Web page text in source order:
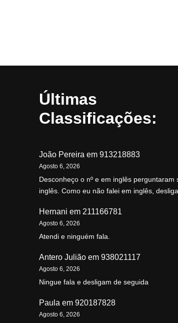
Últimas
Classificações:
João Pereira em 913218883
Agosto 6, 2026
Desconheço o nº e em inglês perguntaram
inglês. Como eu não falei em inglês,
Hernani em 211166781
Agosto 6, 2026
Atendi e ninguém fala.
Antero Julião em 938021117
Agosto 6, 2026
Ningue fala e desligam de seguida
Paula em 920187828
Agosto 6, 2026